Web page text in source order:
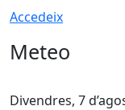
Accedeix
Meteo
Divendres, 7